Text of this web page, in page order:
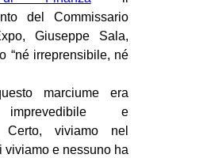
del Commissario
Giuseppe Sala,
“né irreprensibile, né
marciume era
e
Certo, viviamo nel
viviamo e nessuno ha